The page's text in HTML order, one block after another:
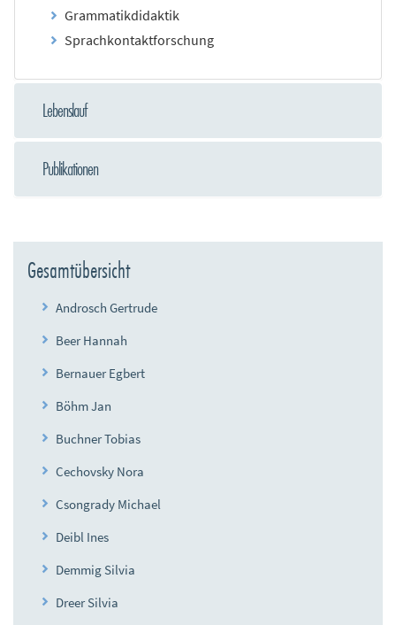
Grammatikdidaktik
Sprachkontaktforschung
Lebenslauf
Publikationen
Gesamtübersicht
Androsch Gertrude
Beer Hannah
Bernauer Egbert
Böhm Jan
Buchner Tobias
Cechovsky Nora
Csongrady Michael
Deibl Ines
Demmig Silvia
Dreer Silvia